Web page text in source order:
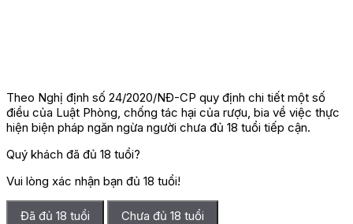
Theo Nghị định số 24/2020/NĐ-CP quy định chi tiết một số
điều của Luật Phòng, chống tác hại của rượu, bia về việc thực
hiện biện pháp ngăn ngừa người chưa đủ 18 tuổi tiếp cận.
Quý khách đã đủ 18 tuổi?
Vui lòng xác nhận bạn đủ 18 tuổi!
Đã đủ 18 tuổi Chưa đủ 18 tuổi